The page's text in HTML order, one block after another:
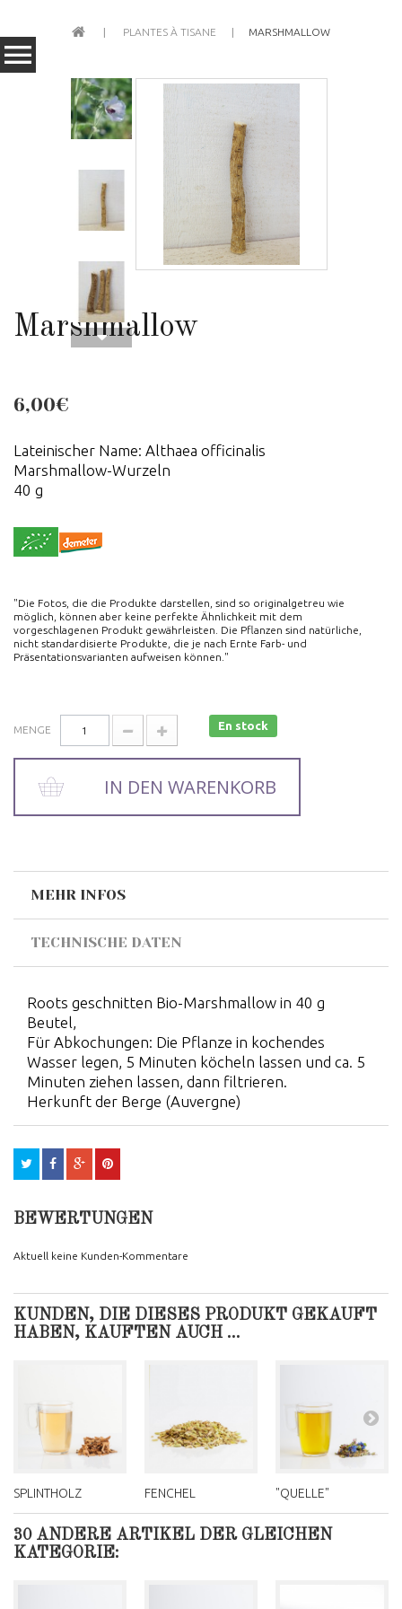
PLANTES À TISANE MARSHMALLOW
Marshmallow
6,00€
Lateinischer Name: Althaea officinalis
Marshmallow-Wurzeln
40 g
"Die Fotos, die die Produkte darstellen, sind so originalgetreu wie
möglich, können aber keine perfekte Ähnlichkeit mit dem
vorgeschlagenen Produkt gewährleisten. Die Pflanzen sind natürliche,
nicht standardisierte Produkte, die je nach Ernte Farb- und
Präsentationsvarianten aufweisen können."
MENGE En stock
IN DEN WARENKORB
MEHR INFOS
TECHNISCHE DATEN
Roots geschnitten Bio-Marshmallow in 40 g
Beutel,
Für Abkochungen: Die Pflanze in kochendes
Wasser legen, 5 Minuten köcheln lassen und ca. 5
Minuten ziehen lassen, dann filtrieren.
Herkunft der Berge (Auvergne)
BEWERTUNGEN
Aktuell keine Kunden-Kommentare
KUNDEN, DIE DIESES PRODUKT GEKAUFT
HABEN, KAUFTEN AUCH ...
SPLINTHOLZ FENCHEL "QUELLE"
30 ANDERE ARTIKEL DER GLEICHEN
KATEGORIE: